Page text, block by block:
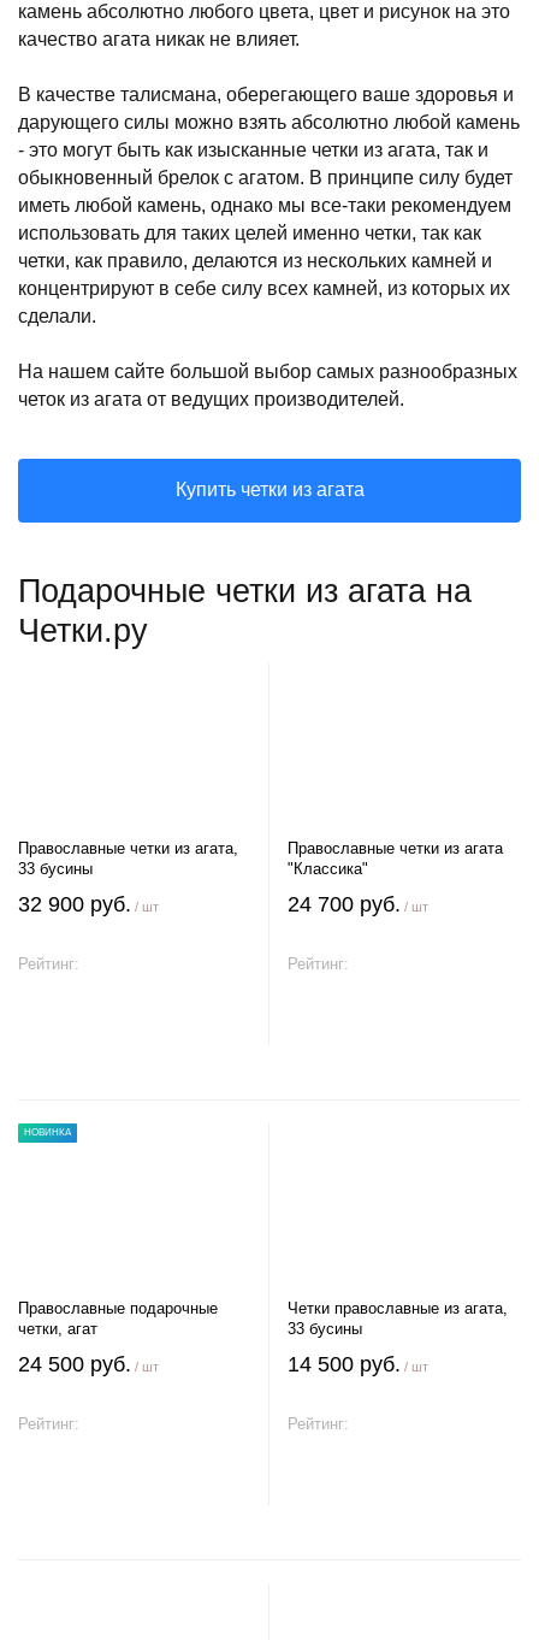
камень абсолютно любого цвета, цвет и рисунок на это
качество агата никак не влияет.
В качестве талисмана, оберегающего ваше здоровья и
дарующего силы можно взять абсолютно любой камень
- это могут быть как изысканные четки из агата, так и
обыкновенный брелок с агатом. В принципе силу будет
иметь любой камень, однако мы все-таки рекомендуем
использовать для таких целей именно четки, так как
четки, как правило, делаются из нескольких камней и
концентрируют в себе силу всех камней, из которых их
сделали.
На нашем сайте большой выбор самых разнообразных
четок из агата от ведущих производителей.
Купить четки из агата
Подарочные четки из агата на
Четки.ру
Православные четки из агата,
33 бусины
32 900 руб. / шт
Рейтинг:
Православные четки из агата
"Классика"
24 700 руб. / шт
Рейтинг:
НОВИНКА
Православные подарочные
четки, агат
24 500 руб. / шт
Рейтинг:
Четки православные из агата,
33 бусины
14 500 руб. / шт
Рейтинг: